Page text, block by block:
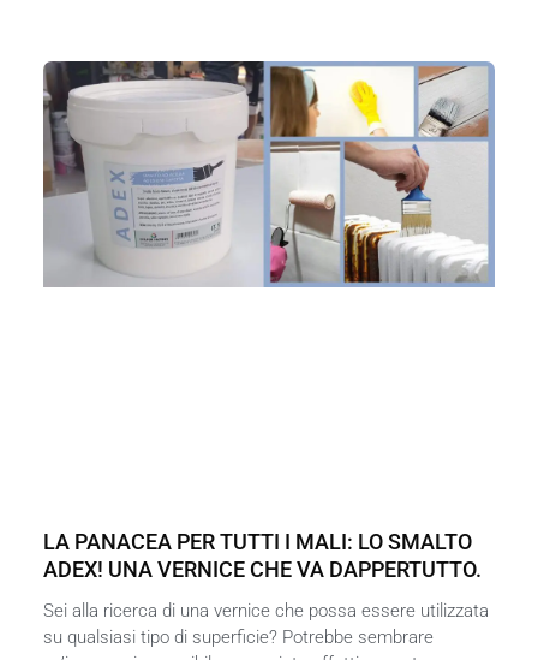
LA PANACEA PER TUTTI I MALI: LO SMALTO
ADEX! UNA VERNICE CHE VA DAPPERTUTTO.
Sei alla ricerca di una vernice che possa essere utilizzata
su qualsiasi tipo di superficie? Potrebbe sembrare